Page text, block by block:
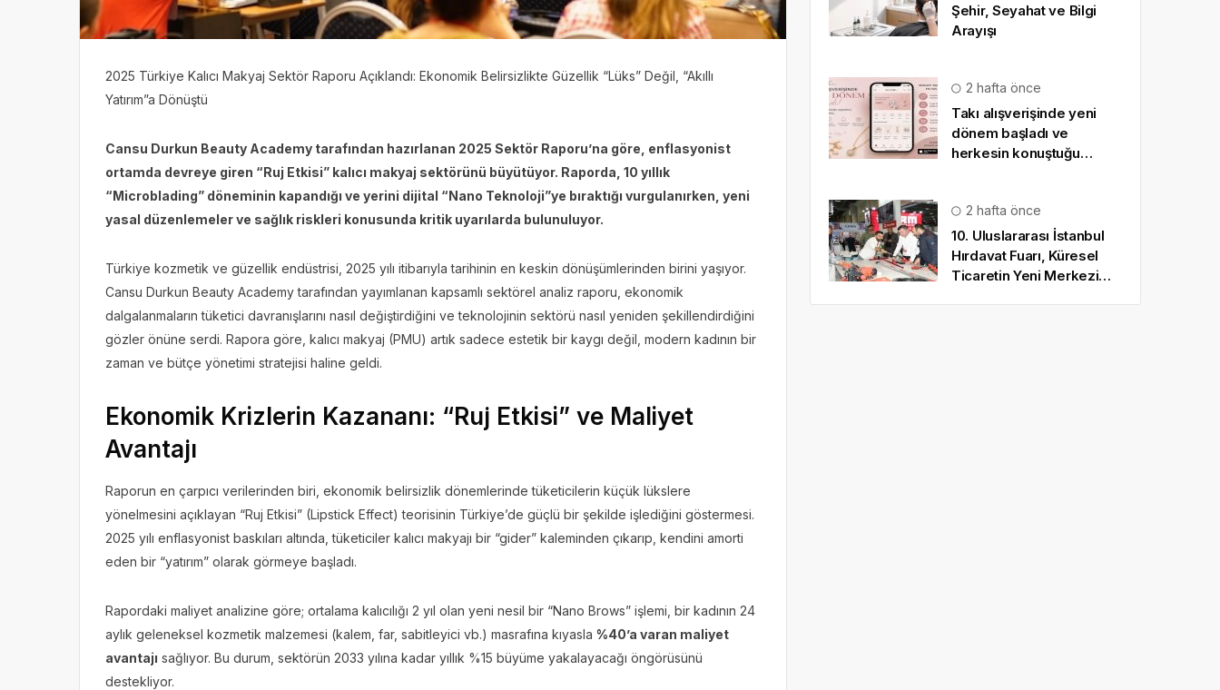
2025 Türkiye Kalıcı Makyaj Sektör Raporu Açıklandı: Ekonomik Belirsizlikte Güzellik “Lüks” Değil, “Akıllı
Yatırım”a Dönüştü
Cansu Durkun Beauty Academy tarafından hazırlanan 2025 Sektör Raporu’na göre, enflasyonist
ortamda devreye giren “Ruj Etkisi” kalıcı makyaj sektörünü büyütüyor. Raporda, 10 yıllık
“Microblading” döneminin kapandığı ve yerini dijital “Nano Teknoloji”ye bıraktığı vurgulanırken, yeni
yasal düzenlemeler ve sağlık riskleri konusunda kritik uyarılarda bulunuluyor.
Türkiye kozmetik ve güzellik endüstrisi, 2025 yılı itibarıyla tarihinin en keskin dönüşümlerinden birini yaşıyor.
Cansu Durkun Beauty Academy tarafından yayımlanan kapsamlı sektörel analiz raporu, ekonomik
dalgalanmaların tüketici davranışlarını nasıl değiştirdiğini ve teknolojinin sektörü nasıl yeniden şekillendirdiğini
gözler önüne serdi. Rapora göre, kalıcı makyaj (PMU) artık sadece estetik bir kaygı değil, modern kadının bir
zaman ve bütçe yönetimi stratejisi haline geldi.
Ekonomik Krizlerin Kazananı: “Ruj Etkisi” ve Maliyet
Avantajı
Raporun en çarpıcı verilerinden biri, ekonomik belirsizlik dönemlerinde tüketicilerin küçük lükslere
yönelmesini açıklayan “Ruj Etkisi” (Lipstick Effect) teorisinin Türkiye’de güçlü bir şekilde işlediğini göstermesi.
2025 yılı enflasyonist baskıları altında, tüketiciler kalıcı makyajı bir “gider” kaleminden çıkarıp, kendini amorti
eden bir “yatırım” olarak görmeye başladı.
Rapordaki maliyet analizine göre; ortalama kalıcılığı 2 yıl olan yeni nesil bir “Nano Brows” işlemi, bir kadının 24
aylık geleneksel kozmetik malzemesi (kalem, far, sabitleyici vb.) masrafına kıyasla %40’a varan maliyet
avantajı sağlıyor. Bu durum, sektörün 2033 yılına kadar yıllık %15 büyüme yakalayacağı öngörüsünü
destekliyor.
Şehir, Seyahat ve Bilgi
Arayışı
2 hafta önce
Takı alışverişinde yeni
dönem başladı ve
herkesin konuştuğu
2 hafta önce
10. Uluslararası İstanbul
Hırdavat Fuarı, Küresel
Ticaretin Yeni Merkezi